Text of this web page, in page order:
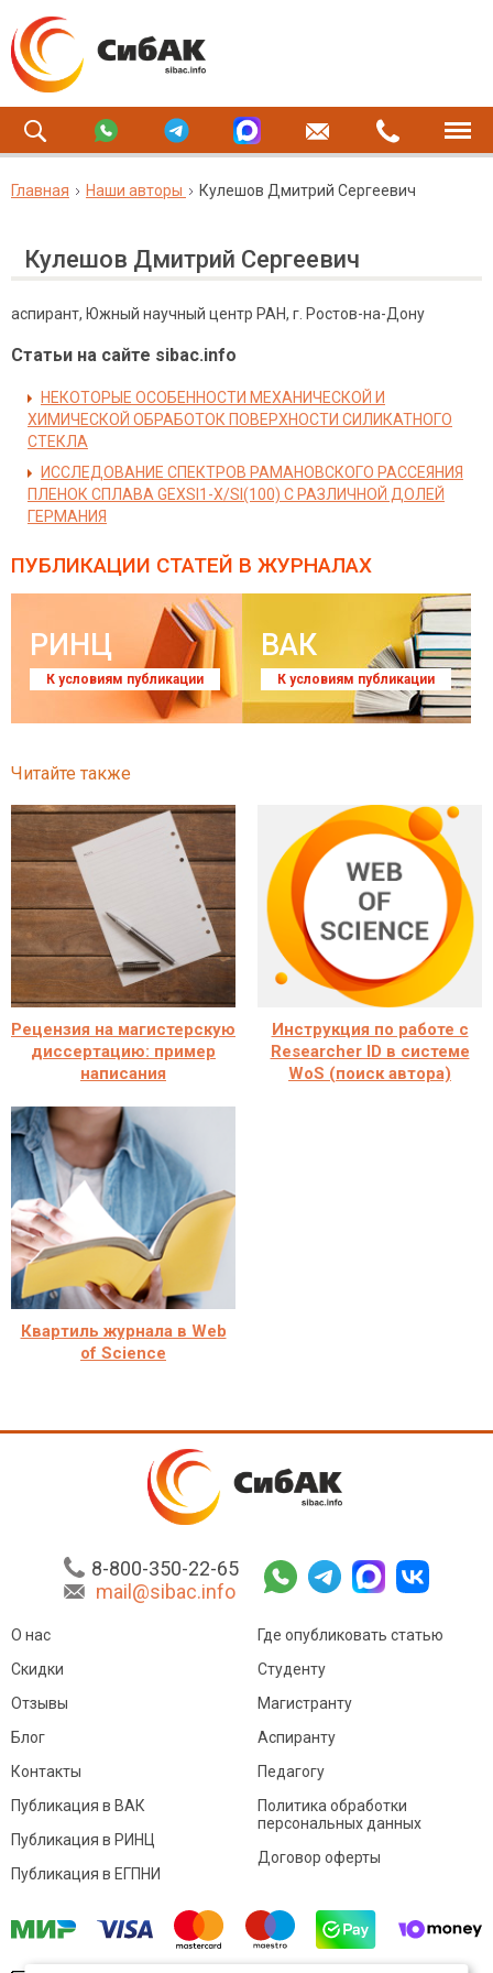
Главная Наши авторы Кулешов Дмитрий Сергеевич
Кулешов Дмитрий Сергеевич
аспирант, Южный научный центр РАН, г. Ростов-на-Дону
Статьи на сайте sibac.info
НЕКОТОРЫЕ ОСОБЕННОСТИ МЕХАНИЧЕСКОЙ И
ХИМИЧЕСКОЙ ОБРАБОТОК ПОВЕРХНОСТИ СИЛИКАТНОГО
СТЕКЛА
ИССЛЕДОВАНИЕ СПЕКТРОВ РАМАНОВСКОГО РАССЕЯНИЯ
ПЛЕНОК СПЛАВА GEXSI1-X/SI(100) С РАЗЛИЧНОЙ ДОЛЕЙ
ГЕРМАНИЯ
ПУБЛИКАЦИИ СТАТЕЙ В ЖУРНАЛАХ
РИНЦ
К условиям публикации
ВАК
К условиям публикации
Читайте также
Рецензия на магистерскую
диссертацию: пример
написания
Инструкция по работе с
Researcher ID в системе
WoS (поиск автора)
Квартиль журнала в Web
of Science
8-800-350-22-65
mail@sibac.info
О нас
Скидки
Отзывы
Блог
Контакты
Где опубликовать статью
Студенту
Магистранту
Аспиранту
Педагогу
Публикация в ВАК
Публикация в РИНЦ
Публикация в ЕГПНИ
Политика обработки
персональных данных
Договор оферты